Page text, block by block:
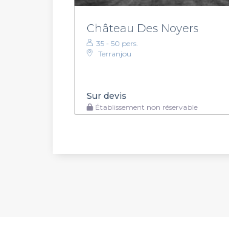
Château Des Noyers
35 - 50 pers.
Terranjou
Sur devis
Établissement non réservable